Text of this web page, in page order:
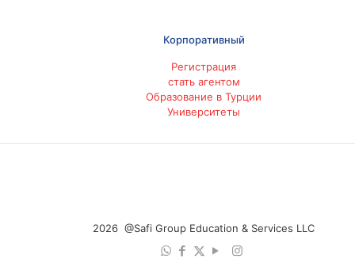
Корпоративный
Регистрация
стать агентом
Образование в Турции
Университеты
2026 @Safi Group Education & Services LLC